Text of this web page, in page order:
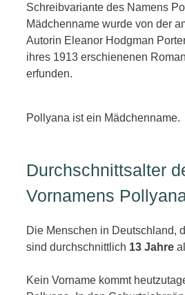
Schreibvariante des Namens
Mädchenname wurde von der
Autorin Eleanor Hodgman
ihres 1913 erschienenen
erfunden.
Pollyana ist ein Mädchenname.
Durchschnittsalter
Vornamens
Die Menschen in Deutschland,
sind durchschnittlich 13 Jahre
Kein Vorname kommt